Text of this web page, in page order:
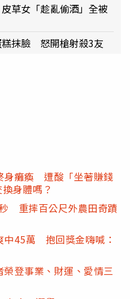
草女「趁亂偷酒」全被
糕抹臉 怒開槍射殺3友
身癱瘓 遭酸「坐著賺錢
身體嗎？
重摔百公尺外農田奇蹟
中45萬 抱回獎金嗨喊：
登事業、財運、愛情三